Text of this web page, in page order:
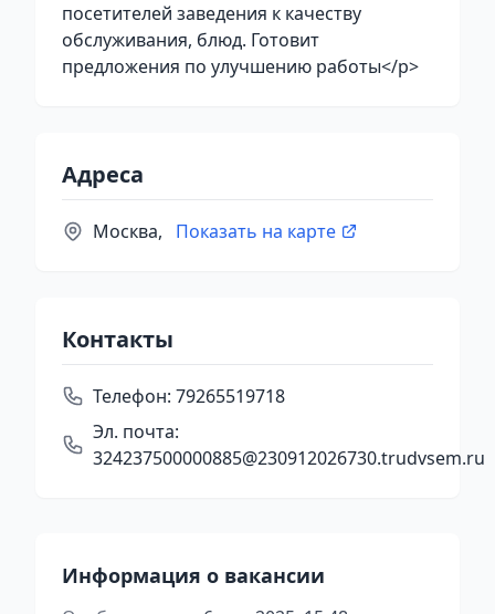
посетителей заведения к качеству
обслуживания, блюд. Готовит
предложения по улучшению работы</p>
Адреса
Москва, Показать на карте
Контакты
Телефон: 79265519718
Эл. почта:
324237500000885@230912026730.trudvsem.ru
Информация о вакансии